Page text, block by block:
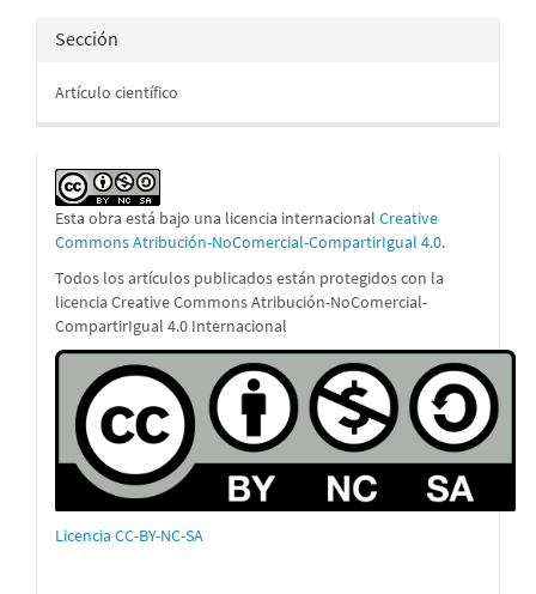
Sección
Artículo científico
Esta obra está bajo una licencia internacional Creative
Commons Atribución-NoComercial-CompartirIgual 4.0.
Todos los artículos publicados están protegidos con la
licencia Creative Commons Atribución-NoComercial-
CompartirIgual 4.0 Internacional
Licencia CC-BY-NC-SA